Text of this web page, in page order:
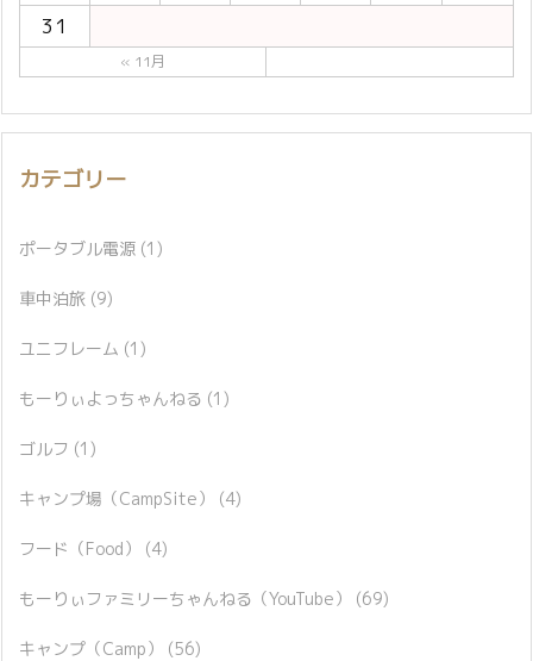
31
« 11月
カテゴリー
ポータブル電源 (1)
車中泊旅 (9)
ユニフレーム (1)
もーりぃよっちゃんねる (1)
ゴルフ (1)
キャンプ場（CampSite） (4)
フード（Food） (4)
もーりぃファミリーちゃんねる（YouTube） (69)
キャンプ（Camp） (56)